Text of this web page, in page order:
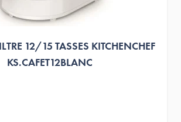
12/15 TASSES KITCHENCHEF
KS.CAFET12BLANC